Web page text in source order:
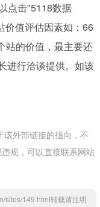
点击"5118数据
价值评估因素如：66
站的价值，最主要还
进行洽谈提供。如该
外部链接的指向，不
规，可以直接联系网站
sites/149.html转载请注明